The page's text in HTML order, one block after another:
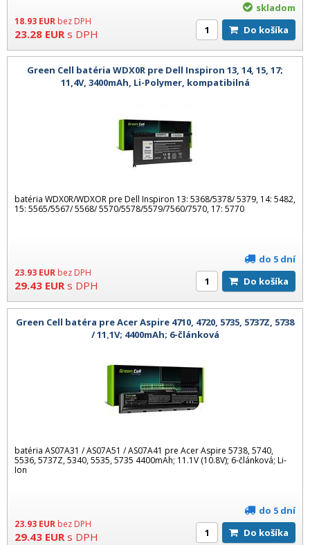
18.93 EUR bez DPH
23.28 EUR s DPH
skladom
Do košíka
Green Cell batéria WDX0R pre Dell Inspiron 13, 14, 15, 17;
11,4V, 3400mAh, Li-Polymer, kompatibilná
batéria WDX0R/WDXOR pre Dell Inspiron 13: 5368/5378/ 5379, 14: 5482,
15: 5565/5567/ 5568/ 5570/5578/5579/7560/7570, 17: 5770
23.93 EUR bez DPH
29.43 EUR s DPH
do 5 dní
Do košíka
Green Cell batéra pre Acer Aspire 4710, 4720, 5735, 5737Z, 5738
/ 11,1V; 4400mAh; 6-článková
batéria AS07A31 / AS07A51 / AS07A41 pre Acer Aspire 5738, 5740,
5536, 5737Z, 5340, 5535, 5735 4400mAh; 11.1V (10.8V); 6-článková; Li-
Ion
23.93 EUR bez DPH
29.43 EUR s DPH
do 5 dní
Do košíka